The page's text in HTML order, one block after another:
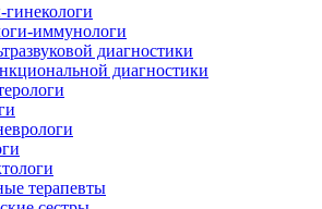
иммунологи
диагностики
диагностики
терапевты